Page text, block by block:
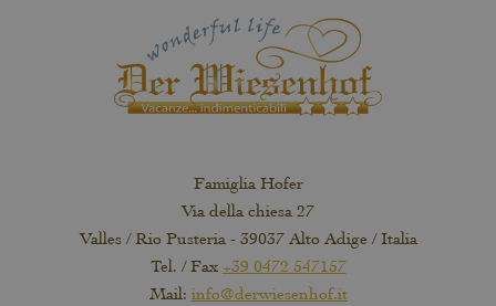
Famiglia Hofer
Via della chiesa 27
Valles / Rio Pusteria - 39037 Alto Adige / Italia
Tel. / Fax +39 0472 547157
Mail: info@derwiesenhof.it